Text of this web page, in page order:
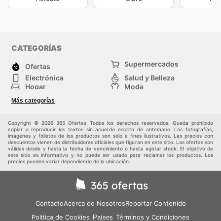
CATEGORÍAS
Ofertas
Supermercados
Electrónica
Salud y Belleza
Hogar
Moda
Herramientas y jardinería
Infancia
Más categorías
Copyright © 2026 365 Ofertas Todos los derechos reservados. Queda prohibido
copiar o reproducir los textos sin acuerdo escrito de antemano. Las fotografías,
imágenes y folletos de los productos son sólo a fines ilustrativos. Las precios con
descuentos vienen de distribuidores oficiales que figuran en este sitio. Las ofertas son
válidas desde y hasta la fecha de vencimiento o hasta agotar stock. El objetivo de
este sitio es informativo y no puede ser usado para reclamar los productos. Los
precios pueden variar dependiendo de la ubicación.
ContactoAcerca de NosotrosReportar Contenido
Política de Cookies Países Términos y Condiciones